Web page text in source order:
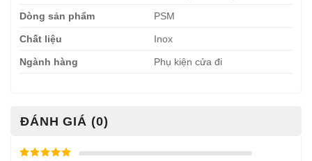
Dòng sản phẩm PSM
Chất liệu Inox
Ngành hàng Phụ kiện cửa đi
ĐÁNH GIÁ (0)